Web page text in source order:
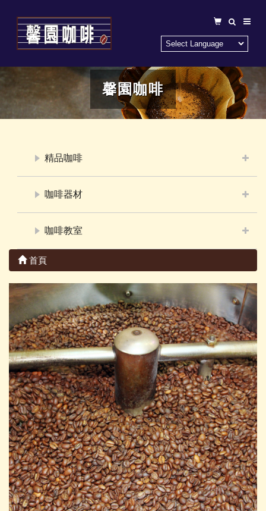
馨園咖啡
精品咖啡
咖啡器材
咖啡教室
首頁